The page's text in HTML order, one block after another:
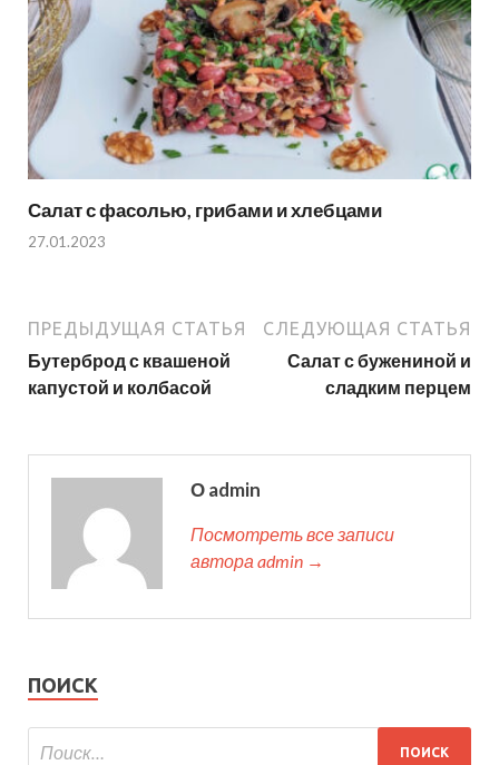
Салат с фасолью, грибами и хлебцами
27.01.2023
ПРЕДЫДУЩАЯ СТАТЬЯ
Бутерброд с квашеной
капустой и колбасой
СЛЕДУЮЩАЯ СТАТЬЯ
Салат с бужениной и
сладким перцем
О admin
Посмотреть все записи
автора admin →
ПОИСК